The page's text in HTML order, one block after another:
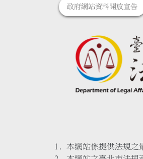
政府網站資料開放宣告
本網站係提供法規之